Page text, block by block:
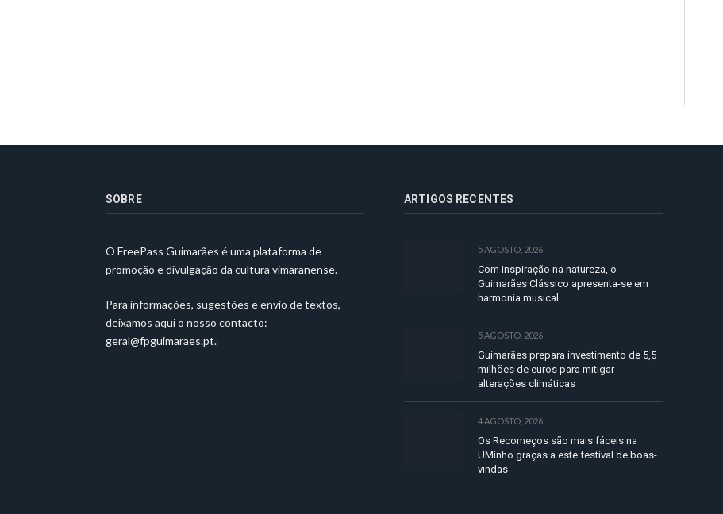
SOBRE
O FreePass Guimarães é uma plataforma de
promoção e divulgação da cultura vimaranense.
Para informações, sugestões e envio de textos,
deixamos aqui o nosso contacto:
geral@fpguimaraes.pt.
ARTIGOS RECENTES
5 AGOSTO, 2026
Com inspiração na natureza, o
Guimarães Clássico apresenta-se em
harmonia musical
5 AGOSTO, 2026
Guimarães prepara investimento de 5,5
milhões de euros para mitigar
alterações climáticas
4 AGOSTO, 2026
Os Recomeços são mais fáceis na
UMinho graças a este festival de boas-
vindas